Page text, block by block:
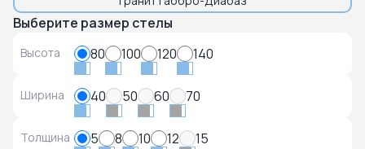
Выберите размер стелы
Высота 80 100 120 140
Ширина 40 50 60 70
Толщина 5 8 10 12
15